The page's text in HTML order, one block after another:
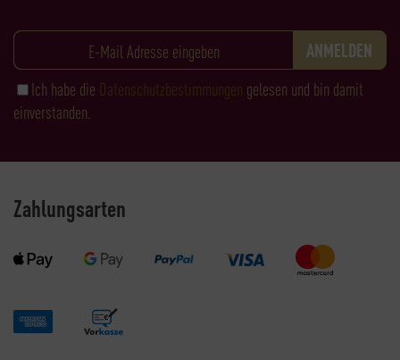
Ich habe die Datenschutzbestimmungen gelesen und bin damit
einverstanden.
Zahlungsarten